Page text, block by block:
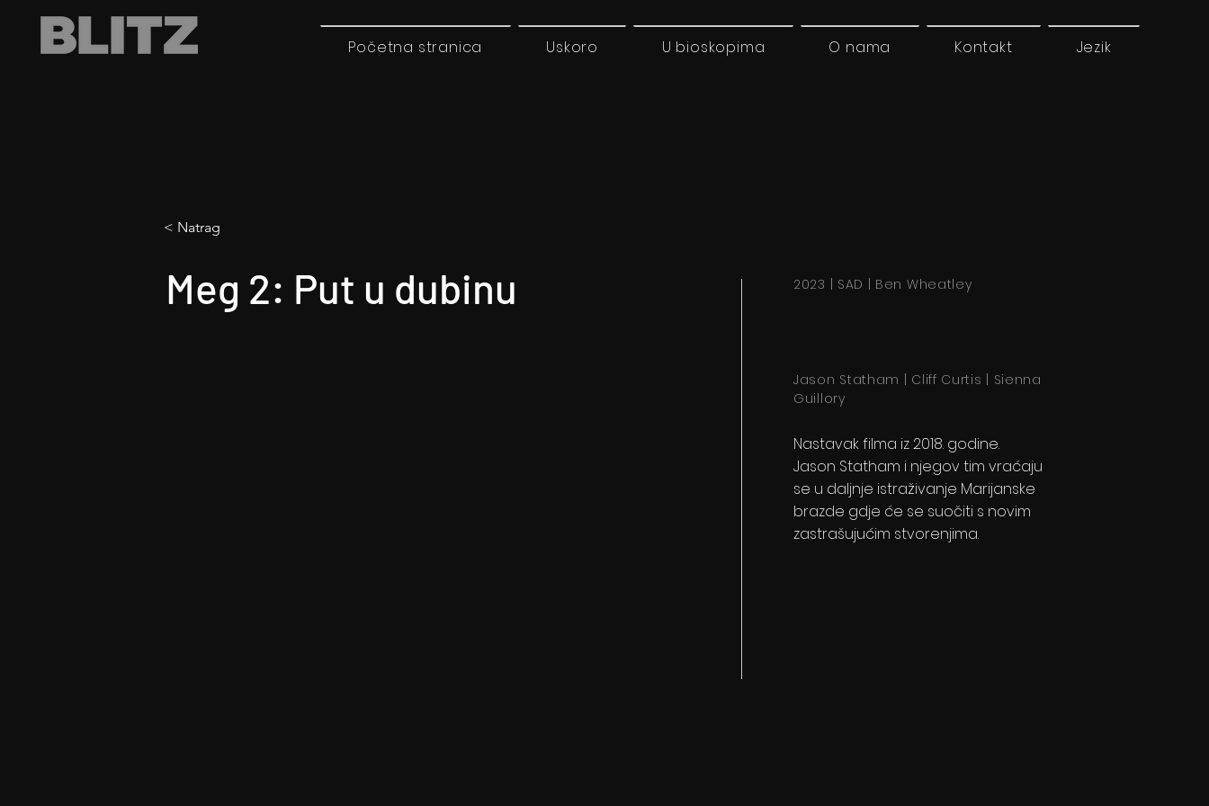
Početna stranica Uskoro U bioskopima O nama Kontakt Jezik
< Natrag
Meg 2: Put u dubinu 2023 | SAD | Ben Wheatley
Jason Statham | Cliff Curtis | Sienna
Guillory
Nastavak filma iz 2018. godine.
Jason Statham i njegov tim vraćaju
se u daljnje istraživanje Marijanske
brazde gdje će se suočiti s novim
zastrašujućim stvorenjima.